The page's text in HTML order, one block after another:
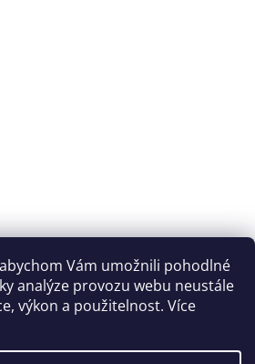
Vám umožnili pohodlné
analýze provozu webu neustále
výkon a použitelnost. Více
Hromasová Foto